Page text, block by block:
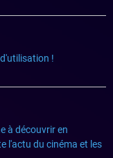
!
à découvrir en
l'actu du cinéma et les